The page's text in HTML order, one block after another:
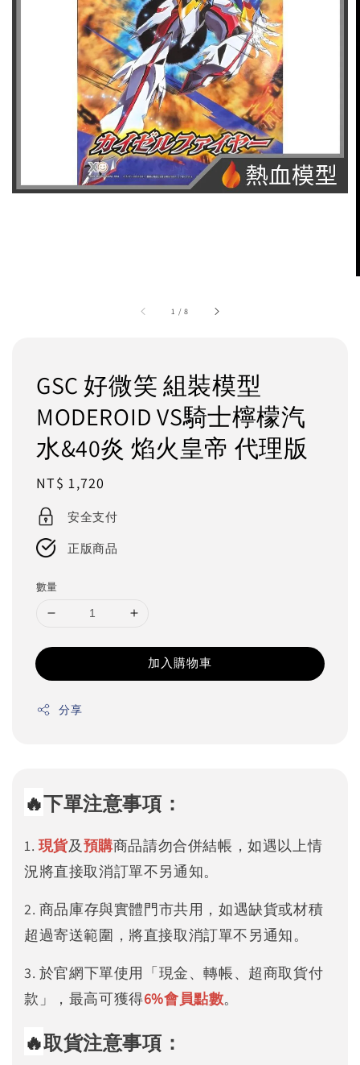
1 /8
GSC 好微笑 組裝模型
MODEROID VS騎士檸檬汽
水&40炎 焰火皇帝 代理版
Regular
price
NT$ 1,720
安全支付
正版商品
數量
加入購物車
分享
🔥下單注意事項：
1. 現貨及預購商品請勿合併結帳，如遇以上情
況將直接取消訂單不另通知。
2. 商品庫存與實體門市共用，如遇缺貨或材積
超過寄送範圍，將直接取消訂單不另通知。
3. 於官網下單使用「現金、轉帳、超商取貨付
款」，最高可獲得6%會員點數。
🔥取貨注意事項：